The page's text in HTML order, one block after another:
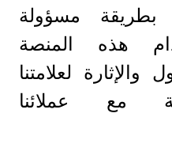
بطريقة مسؤولة
هذه المنصة
والإثارة لعلامتنا
مع عملائنا